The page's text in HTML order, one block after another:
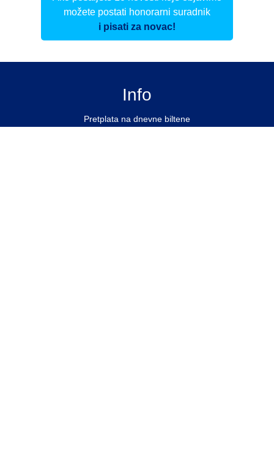
možete postati honorarni suradnik
i pisati za novac!
Info
Pretplata na dnevne biltene